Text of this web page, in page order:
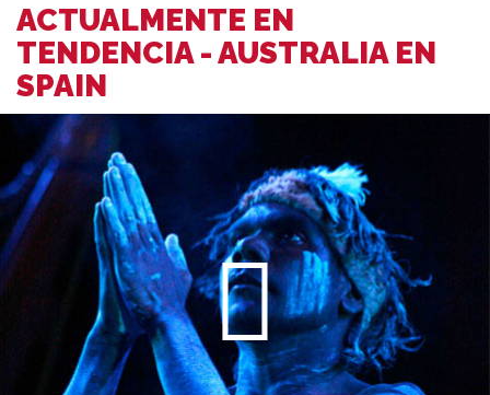
ACTUALMENTE EN
TENDENCIA - AUSTRALIA EN
SPAIN